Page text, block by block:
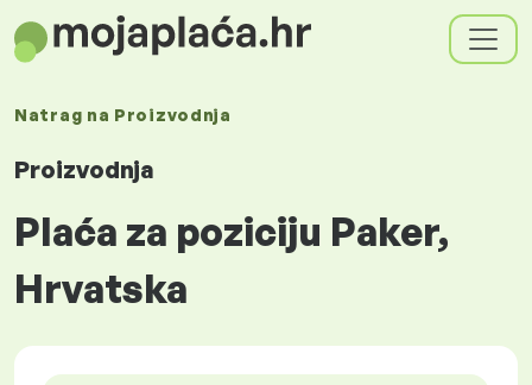
Natrag na Proizvodnja
Proizvodnja
Plaća za poziciju Paker,
Hrvatska